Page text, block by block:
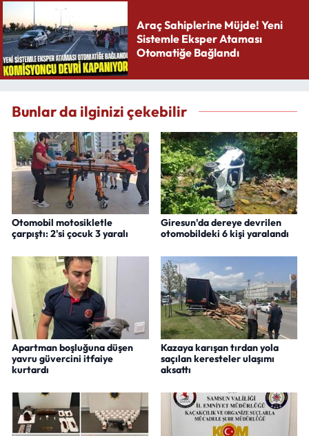
Araç Sahiplerine Müjde! Yeni
Sistemle Eksper Ataması
Otomatiğe Bağlandı
Bunlar da ilginizi çekebilir
Otomobil motosikletle
çarpıştı: 2'si çocuk 3 yaralı
Giresun'da dereye devrilen
otomobildeki 6 kişi yaralandı
Apartman boşluğuna düşen
yavru güvercini itfaiye
kurtardı
Kazaya karışan tırdan yola
saçılan keresteler ulaşımı
aksattı